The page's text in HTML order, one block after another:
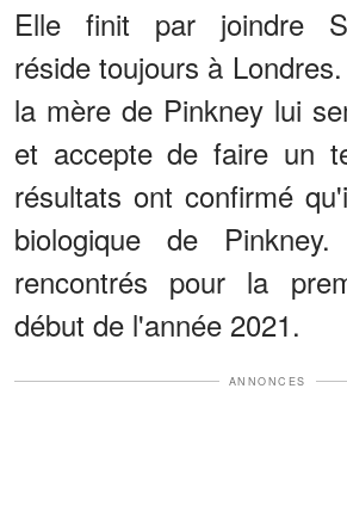
Elle finit par joindre
réside toujours à
la mère de Pinkney lui
et accepte de faire un
résultats ont confirmé
biologique de
rencontrés pour la
début de l'année 2021.
ANNONCES